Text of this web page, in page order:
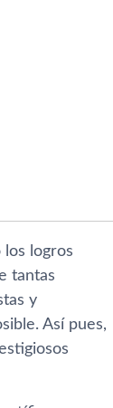
los logros
tantas
y
Así­ pues,